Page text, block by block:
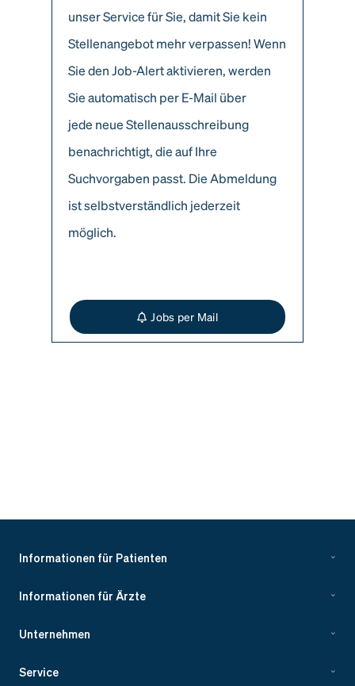
unser Service für Sie, damit Sie kein
Stellenangebot mehr verpassen! Wenn
Sie den Job-Alert aktivieren, werden
Sie automatisch per E-Mail über
jede neue Stellenausschreibung
benachrichtigt, die auf Ihre
Suchvorgaben passt. Die Abmeldung
ist selbstverständlich jederzeit
möglich.
Jobs per Mail
Informationen für Patienten
Informationen für Ärzte
Unternehmen
Service